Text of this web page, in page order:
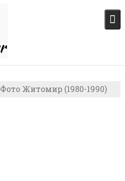
Фото Житомир (1980-1990)